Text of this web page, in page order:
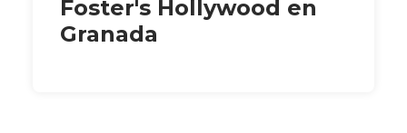
Foster's Hollywood en
Granada